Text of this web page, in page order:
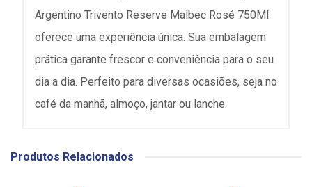
Argentino Trivento Reserve Malbec Rosé 750Ml
oferece uma experiência única. Sua embalagem
prática garante frescor e conveniência para o seu
dia a dia. Perfeito para diversas ocasiões, seja no
café da manhã, almoço, jantar ou lanche.
Produtos Relacionados